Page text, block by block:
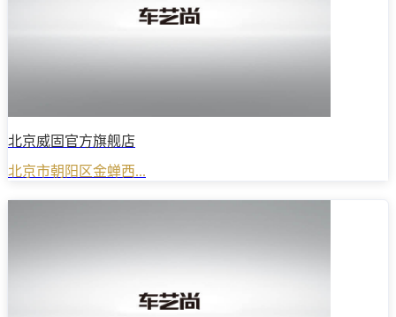
北京威固官方旗舰店
北京市朝阳区金蝉西...